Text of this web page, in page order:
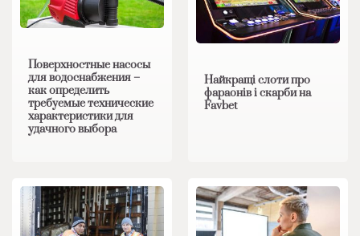
Поверхностные насосы
для водоснабжения –
как определить
требуемые технические
характеристики для
удачного выбора
Найкращі слоти про
фараонів і скарби на
Favbet